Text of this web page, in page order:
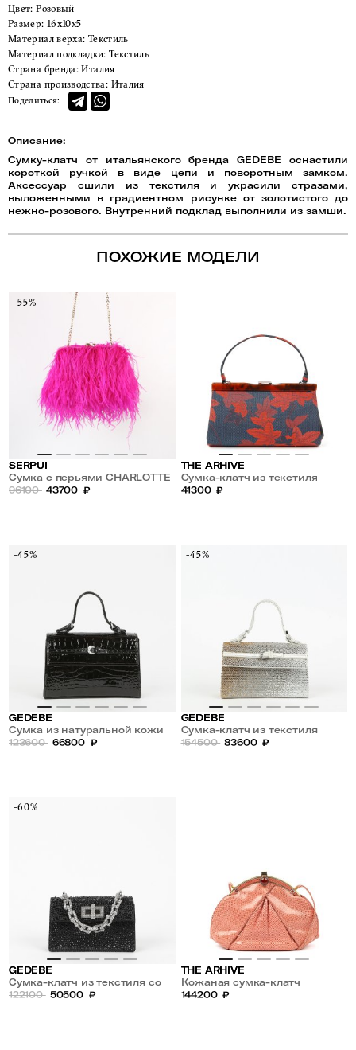
Цвет:
Розовый
Размер: 16x10x5
Материал верха: Текстиль
Материал подкладки: Текстиль
Страна бренда: Италия
Страна производства: Италия
Поделиться:
Описание:
Сумку-клатч от итальянского бренда GEDEBE оснастили
короткой ручкой в виде цепи и поворотным замком.
Аксессуар сшили из текстиля и украсили стразами,
выложенными в градиентном рисунке от золотистого до
нежно-розового. Внутренний подклад выполнили из замши.
ПОХОЖИЕ МОДЕЛИ
-55%
SERPUI
Сумка с перьями CHARLOTTE
96100 43700 ₽
THE ARHIVE
Сумка-клатч из текстиля
41300 ₽
-45%
GEDEBE
Сумка из натуральной кожи
123600 66800 ₽
-45%
GEDEBE
Сумка-клатч из текстиля
украшена стразами
154500 83600 ₽
-60%
GEDEBE
Сумка-клатч из текстиля со
стразами MINISOPHIE
122100 50500 ₽
THE ARHIVE
Кожаная сумка-клатч
144200 ₽